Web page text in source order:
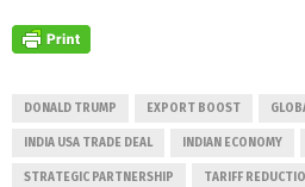
DONALD TRUMP EXPORT BOOST
INDIA USA TRADE DEAL INDIAN ECONOMY
STRATEGIC PARTNERSHIP TARIFF